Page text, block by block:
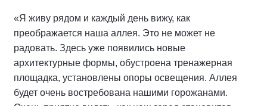
«Я живу рядом и каждый день вижу, как
преображается наша аллея. Это не может не
радовать. Здесь уже появились новые
архитектурные формы, обустроена тренажерная
площадка, установлены опоры освещения. Аллея
будет очень востребована нашими горожанами.